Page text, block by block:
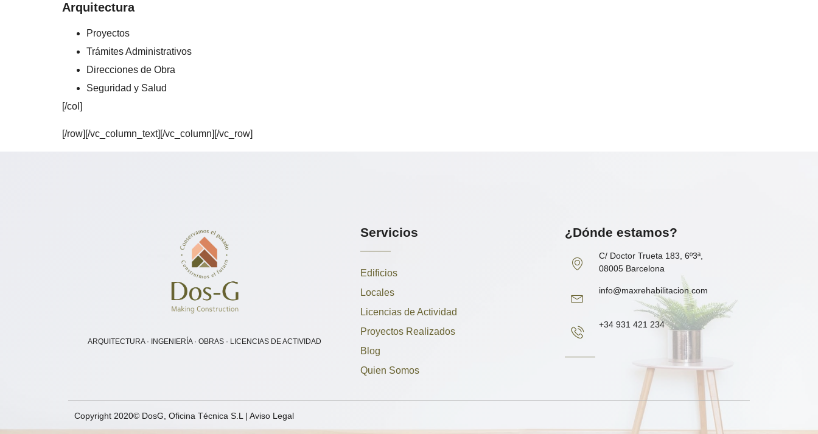
Arquitectura
Proyectos
Trámites Administrativos
Direcciones de Obra
Seguridad y Salud
[/col]
[/row][/vc_column_text][/vc_column][/vc_row]
ARQUITECTURA · INGENIERÍA · OBRAS · LICENCIAS DE ACTIVIDAD
Servicios
Edificios
Locales
Licencias de Actividad
Proyectos Realizados
Blog
Quien Somos
¿Dónde estamos?
C/ Doctor Trueta 183, 6º3ª,
08005 Barcelona
info@maxrehabilitacion.com
+34 931 421 234
Copyright 2020© DosG, Oficina Técnica S.L | Aviso Legal